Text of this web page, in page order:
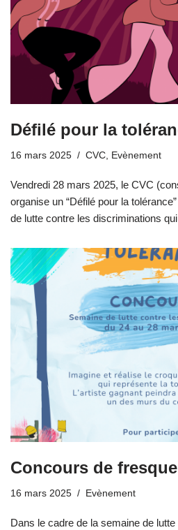
Défilé pour la
16 mars 2025 CVC Evènement
Vendredi 28 mars 2025, le CVC
organise un “Défilé pour la
de lutte contre les discriminations
Concours de fresque
16 mars 2025 Evènement
Dans le cadre de la semaine de